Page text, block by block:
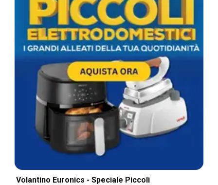
Volantino Euronics - Speciale Piccoli